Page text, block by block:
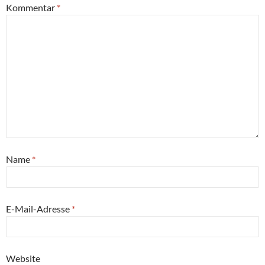
Kommentar *
Name *
E-Mail-Adresse *
Website